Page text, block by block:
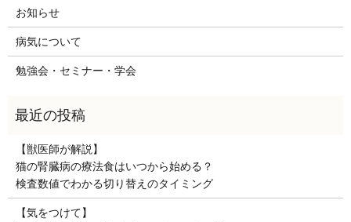
お知らせ
病気について
勉強会・セミナー・学会
【獣医師が解説】
猫の腎臓病の療法食はいつから始める？
検査数値でわかる切り替えのタイミング
【気をつけて】